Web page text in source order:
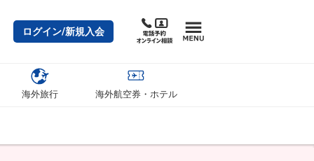
ログイン/新規入会
海外旅行 海外航空券・ホテル